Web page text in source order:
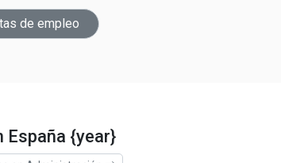
de empleo
España {year}